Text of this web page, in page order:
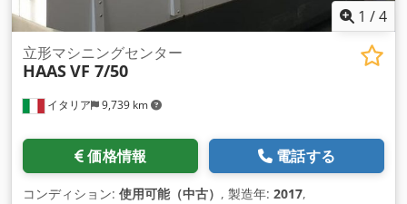
1 /4
イタリア 9,739 km
立形マシニングセンター
HAASVF 7/50
価格情報 電話する
コンディション: 使用可能（中古） , 製造年: 2017,